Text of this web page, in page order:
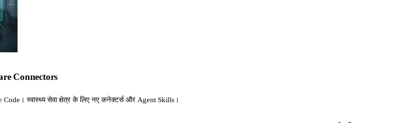
Connectors
स्वास्थ्य सेवा क्षेत्र के लिए नए कनेक्टर्स और Agent Skills।